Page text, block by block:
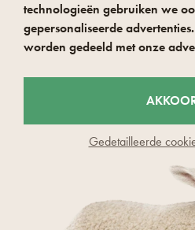
© 2026 Woolville.be -
Rapporteer defecte inhoud
Bescherming van
Toestemming voor de
technologieën gebruiken we
gepersonaliseerde
worden gedeeld met onze
Gedetailleerde